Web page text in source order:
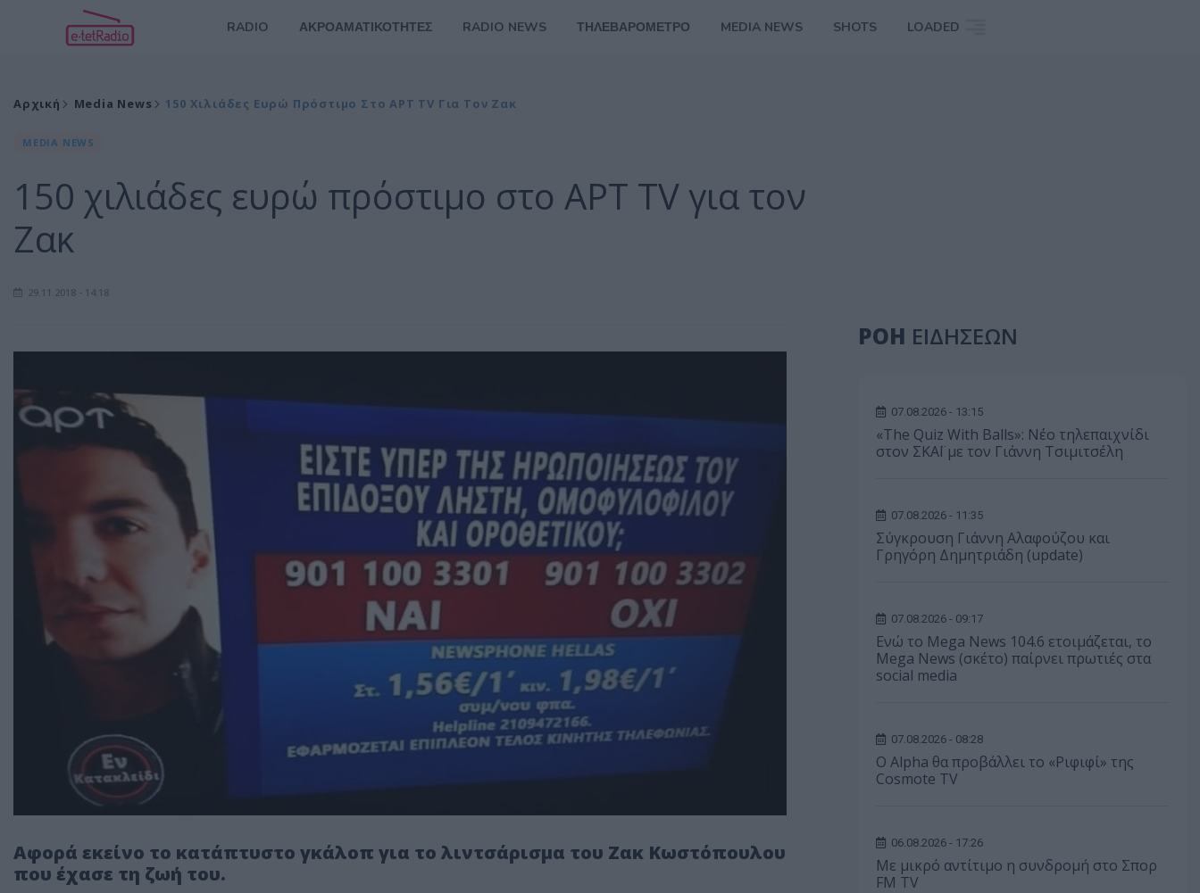
RADIO ΑΚΡΟΑΜΑΤΙΚΟΤΗΤΕΣ RADIO NEWS ΤΗΛΕΒΑΡΟΜΕΤΡΟ MEDIA NEWS SHOTS LOADED
Αρχική Media News 150 Χιλιάδες Ευρώ Πρόστιμο Στο ΑΡΤ TV Για Τον Ζακ
MEDIA NEWS
150 χιλιάδες ευρώ πρόστιμο στο ΑΡΤ TV για τον
Ζακ
29.11.2018 - 14:18
Αφορά εκείνο το κατάπτυστο γκάλοπ για το λιντσάρισμα του Ζακ Κωστόπουλου
που έχασε τη ζωή του.
ΡΟΗ ΕΙΔΗΣΕΩΝ
07.08.2026 - 13:15
«The Quiz With Balls»: Νέο τηλεπαιχνίδι
στον ΣΚΑΪ με τον Γιάννη Τσιμιτσέλη
07.08.2026 - 11:35
Σύγκρουση Γιάννη Αλαφούζου και
Γρηγόρη Δημητριάδη (update)
07.08.2026 - 09:17
Ενώ το Mega News 104.6 ετοιμάζεται, το
Mega News (σκέτο) παίρνει πρωτιές στα
social media
07.08.2026 - 08:28
Ο Alpha θα προβάλλει το «Ριφιφί» της
Cosmote TV
06.08.2026 - 17:26
Με μικρό αντίτιμο η συνδρομή στο Σπορ
FM TV